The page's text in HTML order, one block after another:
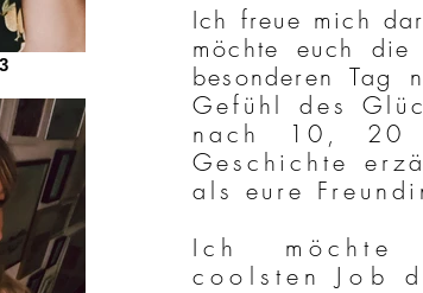
Ich freue mich
möchte euch die
besonderen Tag
Gefühl des
nach 10, 20
Geschichte
als eure
Ich
coolsten Job